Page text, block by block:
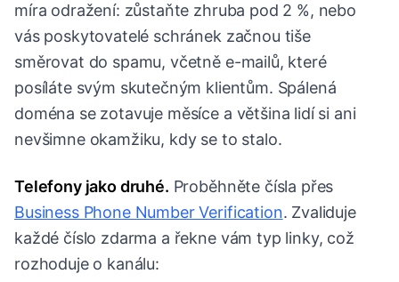
míra odražení: zůstaňte zhruba pod 2 %, nebo
vás poskytovatelé schránek začnou tiše
směrovat do spamu, včetně e-mailů, které
posíláte svým skutečným klientům. Spálená
doména se zotavuje měsíce a většina lidí si ani
nevšimne okamžiku, kdy se to stalo.
Telefony jako druhé. Proběhněte čísla přes
Business Phone Number Verification. Zvaliduje
každé číslo zdarma a řekne vám typ linky, což
rozhoduje o kanálu: